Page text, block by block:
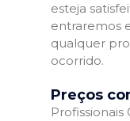
esteja
entraremos
qualquer
ocorrido.
Preços